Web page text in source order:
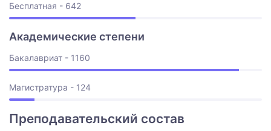
Бесплатная - 642
Академические степени
Бакалавриат - 1160
Магистратура - 124
Преподавательский состав